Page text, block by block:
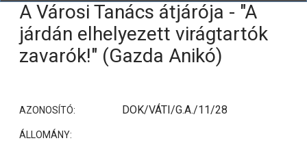
A Városi Tanács átjárója - "A
járdán elhelyezett virágtartók
zavarók!" (Gazda Anikó)
AZONOSÍTÓ: DOK/VÁTI/G.A./11/28
ÁLLOMÁNY: